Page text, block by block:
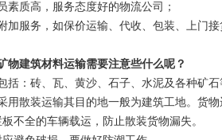
素质高，服务态度好的物流公司；
加服务，如保价运输、代收、包装、上门
物建筑材料运输需要注意些什么呢？
括：砖、瓦、黄沙、石子、水泥及各种矿
用散装运输其目的地一般为建筑工地。货物
不全的车辆载运，防止散装货物漏失。